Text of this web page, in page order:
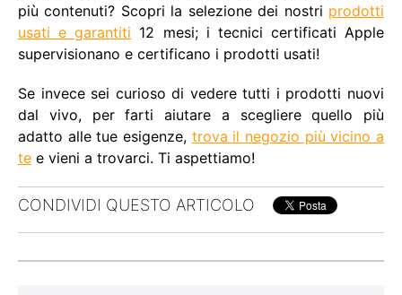
più contenuti? Scopri la selezione dei nostri prodotti
usati e garantiti 12 mesi; i tecnici certificati Apple
supervisionano e certificano i prodotti usati!
Se invece sei curioso di vedere tutti i prodotti nuovi
dal vivo, per farti aiutare a scegliere quello più
adatto alle tue esigenze, trova il negozio più vicino a
te e vieni a trovarci. Ti aspettiamo!
CONDIVIDI QUESTO ARTICOLO